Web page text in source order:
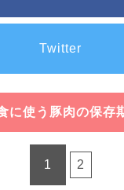
Twitter
に使う豚肉の保存
1 2